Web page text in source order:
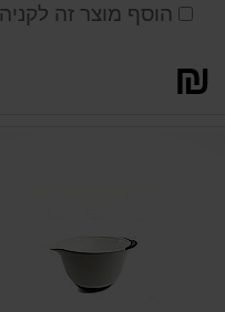
הוסף מוצר זה לקניה